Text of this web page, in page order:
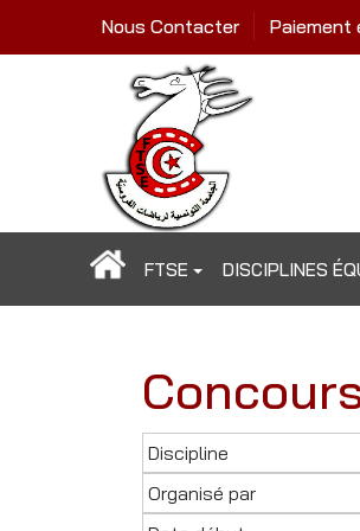
Nous Contacter Paiement
FTSE DISCIPLINES
Discipline
Organisé par